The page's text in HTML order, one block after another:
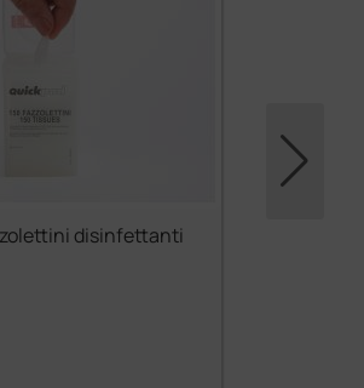
disinfettanti